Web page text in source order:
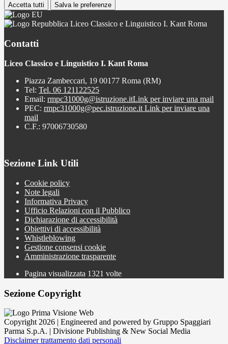
Accetta tutti Salva le preferenze
Liceo Classico e Linguistico I. Kant Roma
Contatti
Liceo Classico e Linguistico I. Kant Roma
Piazza Zambeccari, 19 00177 Roma (RM)
Tel: Tel. 06 121122525
Email: rmpc31000g@istruzione.itLink per inviare una mail
PEC: rmpc31000g@pec.istruzione.it Link per inviare una
mail
C.F.: 97006730580
Sezione Link Utili
Cookie policy
Note legali
Informativa Privacy
Ufficio Relazioni con il Pubblico
Dichiarazione di accessibilità
Obiettivi di accessibilità
Whistleblowing
Gestione consensi cookie
Amministrazione trasparente
Pagina visualizzata 1321 volte
Sezione Copyright
Copyright 2026 | Engineered and powered by Gruppo Spaggiari
Parma S.p.A. | Divisione Publishing & New Social Media
Disclaimer trattamento dati personali